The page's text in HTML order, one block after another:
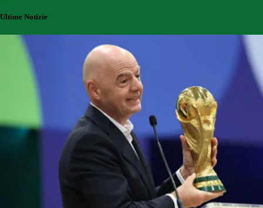
Ultime Notizie